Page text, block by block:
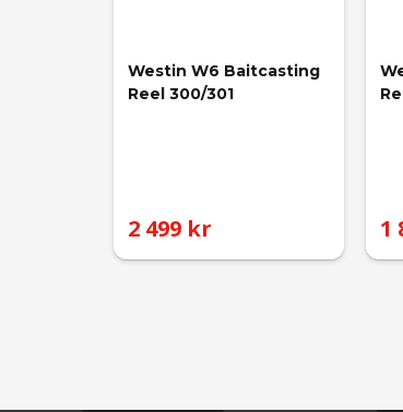
Westin W6 Baitcasting
Reel 300/301
2 499 kr 1